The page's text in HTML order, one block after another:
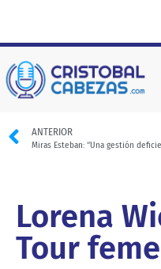
ANTERIOR
Lorena
Tour